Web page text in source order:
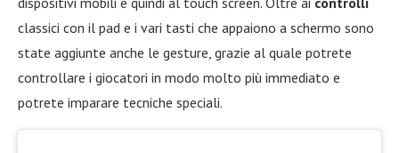
classici con il pad e i vari tasti che appaiono a schermo sono
state aggiunte anche le gesture, grazie al quale potrete
controllare i giocatori in modo molto più immediato e
potrete imparare tecniche speciali.